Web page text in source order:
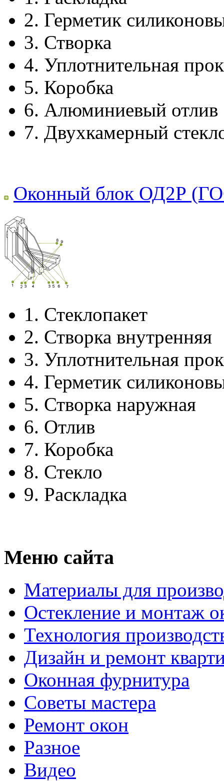
2. Герметик
3. Створка
4. Уплотнительная
5. Коробка
6. Алюминиевый отлив
7. Двухкамерный
Оконный блок ОД2Р
1. Стеклопакет
2. Створка внутренняя
3. Уплотнительная
4. Герметик
5. Створка наружная
6. Отлив
7. Коробка
8. Стекло
9. Раскладка
Меню сайта
Материалы для
Остекление и монтаж
Технология
Дизайн и ремонт
Оконная фурнитура
Советы мастера
Ремонт окон
Разное
Видео